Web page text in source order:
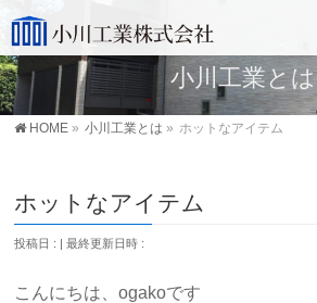
小川工業とは
HOME » 小川工業とは » ホットなアイテム
ホットなアイテム
投稿日 : 最終更新日時 :
こんにちは、ogakoです